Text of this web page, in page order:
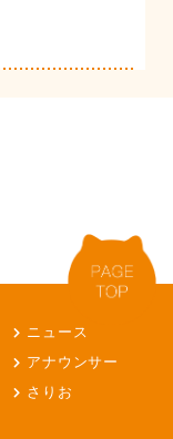
ニュース
アナウンサー
さりお